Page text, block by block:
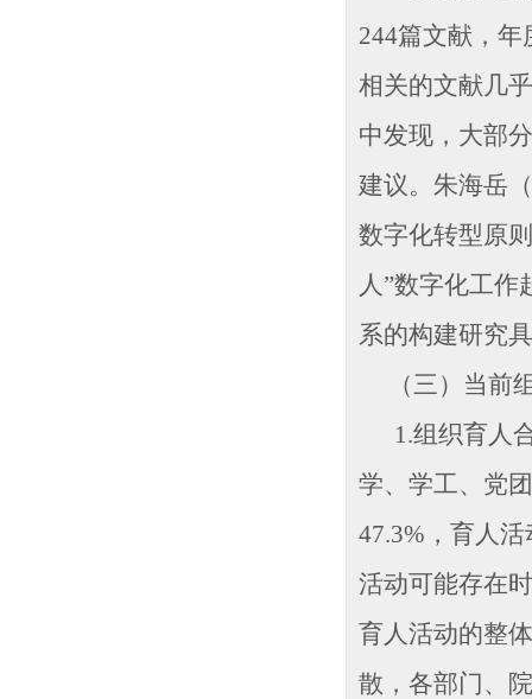
244篇文献，
相关的文献几
中发现，大部
建议。朱海岳
数字化转型原
人”数字化工
系的构建研究
（三）当前
1.组织育人
学、学工、党
47.3%，育人
活动可能存在
育人活动的整
散，各部门、